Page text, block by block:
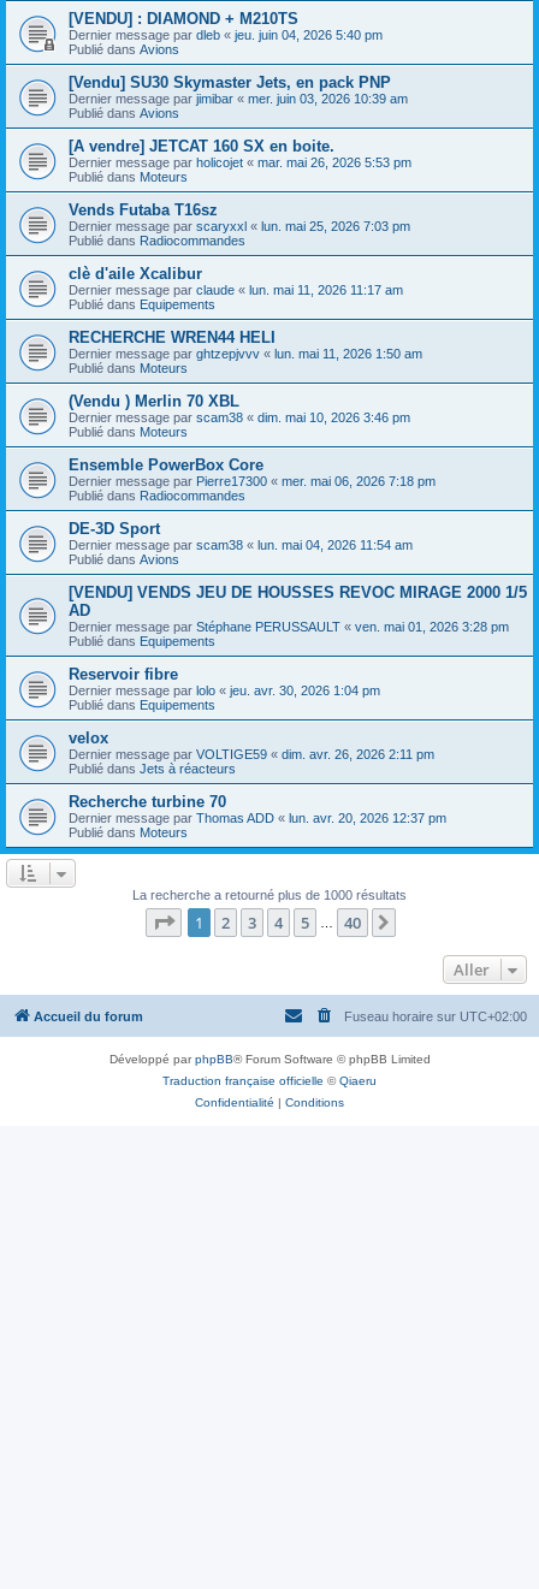
[VENDU] : DIAMOND + M210TS
Dernier message par dleb « jeu. juin 04, 2026 5:40 pm
Publié dans Avions
[Vendu] SU30 Skymaster Jets, en pack PNP
Dernier message par jimibar « mer. juin 03, 2026 10:39 am
Publié dans Avions
[A vendre] JETCAT 160 SX en boite.
Dernier message par holicojet « mar. mai 26, 2026 5:53 pm
Publié dans Moteurs
Vends Futaba T16sz
Dernier message par scaryxxl « lun. mai 25, 2026 7:03 pm
Publié dans Radiocommandes
clè d'aile Xcalibur
Dernier message par claude « lun. mai 11, 2026 11:17 am
Publié dans Equipements
RECHERCHE WREN44 HELI
Dernier message par ghtzepjvvv « lun. mai 11, 2026 1:50 am
Publié dans Moteurs
(Vendu ) Merlin 70 XBL
Dernier message par scam38 « dim. mai 10, 2026 3:46 pm
Publié dans Moteurs
Ensemble PowerBox Core
Dernier message par Pierre17300 « mer. mai 06, 2026 7:18 pm
Publié dans Radiocommandes
DE-3D Sport
Dernier message par scam38 « lun. mai 04, 2026 11:54 am
Publié dans Avions
[VENDU] VENDS JEU DE HOUSSES REVOC MIRAGE 2000 1/5
AD
Dernier message par Stéphane PERUSSAULT « ven. mai 01, 2026 3:28 pm
Publié dans Equipements
Reservoir fibre
Dernier message par lolo « jeu. avr. 30, 2026 1:04 pm
Publié dans Equipements
velox
Dernier message par VOLTIGE59 « dim. avr. 26, 2026 2:11 pm
Publié dans Jets à réacteurs
Recherche turbine 70
Dernier message par Thomas ADD « lun. avr. 20, 2026 12:37 pm
Publié dans Moteurs
La recherche a retourné plus de 1000 résultats
Page 1sur40
1 2 3 4 5 40
Aller
Accueil du forum Fuseau horaire sur UTC+02:00
Développé parphpBB® Forum Software © phpBB Limited
Traduction française officielle ©Qiaeru
Confidentialité | Conditions